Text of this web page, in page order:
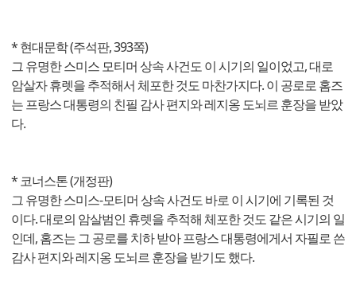
* 현대문학 (주석판, 393쪽)
그 유명한 스미스 모티머 상속 사건도 이 시기의 일이었고, 대로
암살자 휴렛을 추적해서 체포한 것도 마찬가지다. 이 공로로 홈즈
는 프랑스 대통령의 친필 감사 편지와 레지옹 도뇌르 훈장을 받았
다.
* 코너스톤 (개정판)
그 유명한 스미스-모티머 상속 사건도 바로 이 시기에 기록된 것
이다. 대로의 암살범인 휴렛을 추적해 체포한 것도 같은 시기의 일
인데, 홈즈는 그 공로를 치하 받아 프랑스 대통령에게서 자필로 쓴
감사 편지와 레지옹 도뇌르 훈장을 받기도 했다.